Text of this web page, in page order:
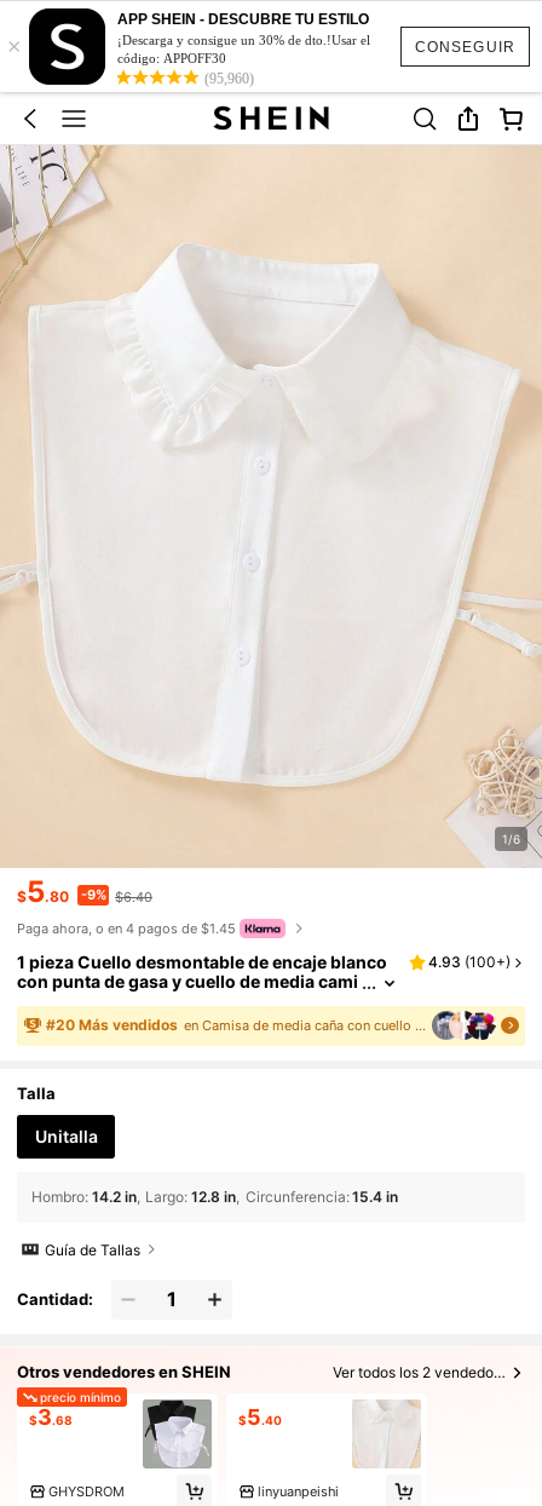
CONSEGUIR
×
APP SHEIN - DESCUBRE TU ESTILO
¡Descarga y consigue un 30% de dto.!Usar el
código: APPOFF30
(95,960)
1/6
$5.80 -9% $6.40
Paga ahora, o en 4 pagos de $1.45
1 pieza Cuello desmontable de encaje blanco
con punta de gasa y cuello de media cami
para uso diario
4.93 (100+)
#20 Más vendidos en Camisa de media caña con cuello dickey Collar y
Talla
Unitalla
Hombro: 14.2 in Largo: 12.8 in Circunferencia:15.4 in
Guía de Tallas
Cantidad:
Otros vendedores en SHEIN Ver todos los 2 vendedores
precio mínimo
$3.68
GHYSDROM
$5.40
linyuanpeishi